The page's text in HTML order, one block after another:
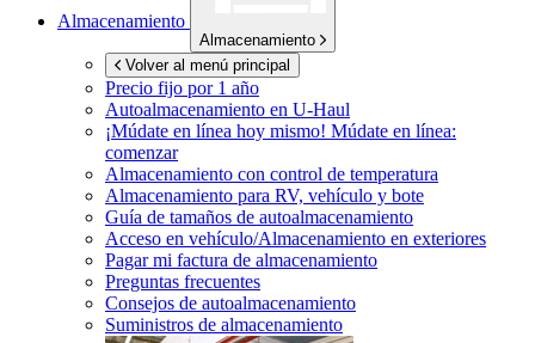
Almacenamiento
Almacenamiento
Volver al menú principal
Precio fijo por 1 año
Autoalmacenamiento en U-Haul
¡Múdate en línea hoy mismo! Múdate en línea:
comenzar
Almacenamiento con control de temperatura
Almacenamiento para RV, vehículo y bote
Guía de tamaños de autoalmacenamiento
Acceso en vehículo/Almacenamiento en exteriores
Pagar mi factura de almacenamiento
Preguntas frecuentes
Consejos de autoalmacenamiento
Suministros de almacenamiento